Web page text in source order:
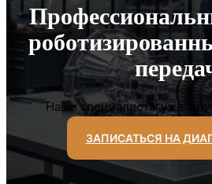
Наши специалисты уже
ЗАПИСАТЬСЯ НА